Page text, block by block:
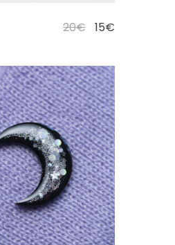
20€ 15€